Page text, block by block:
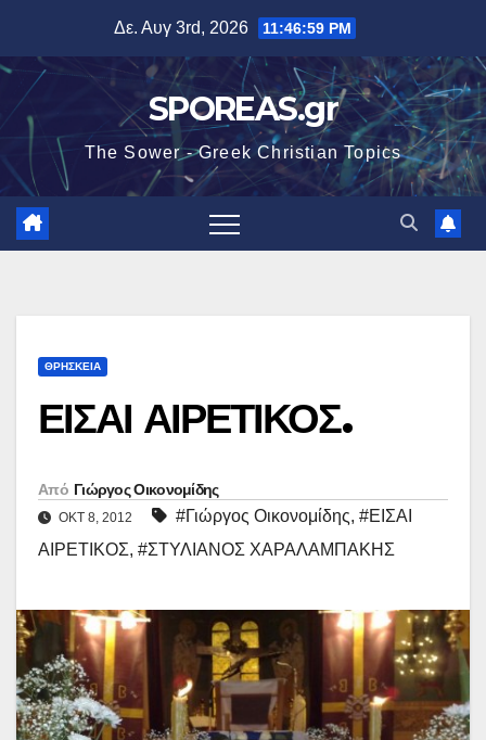
περιεχόμενο
Δε. Αυγ 3rd, 2026 11:47:01 PM
SPOREAS.gr
The Sower - Greek Christian Topics
ΘΡΗΣΚΕΙΑ
ΕΙΣΑΙ ΑΙΡΕΤΙΚΟΣ.
Από Γιώργος Οικονομίδης
ΟΚΤ 8, 2012 #Γιώργος Οικονομίδης, #ΕΙΣΑΙ
ΑΙΡΕΤΙΚΟΣ, #ΣΤΥΛΙΑΝΟΣ ΧΑΡΑΛΑΜΠΑΚΗΣ